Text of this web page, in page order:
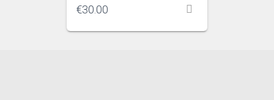
€30.00